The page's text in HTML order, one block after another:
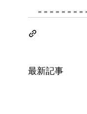
＝＝＝＝＝＝＝
最新記事